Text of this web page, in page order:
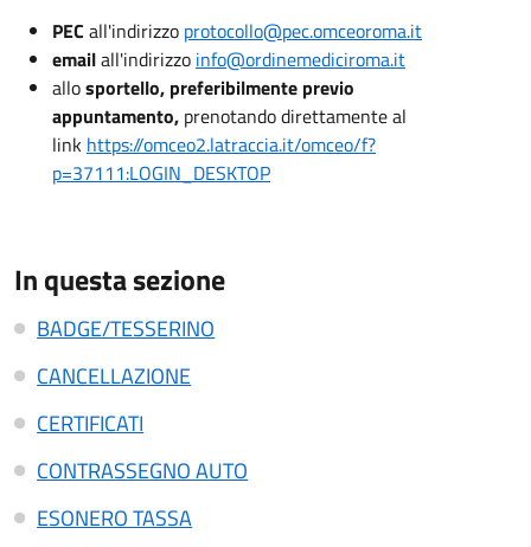
PEC all'indirizzo protocollo@pec.omceoroma.it
emailall'indirizzo info@ordinemediciroma.it
allosportello, preferibilmente previo
appuntamento, prenotando direttamente al
link https://omceo2.latraccia.it/omceo/f?
p=37111:LOGIN_DESKTOP
In questa sezione
BADGE/TESSERINO
CANCELLAZIONE
CERTIFICATI
CONTRASSEGNO AUTO
ESONERO TASSA